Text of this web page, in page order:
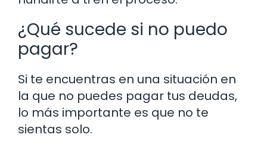
¿Qué sucede si no puedo
pagar?
Si te encuentras en una situación en
la que no puedes pagar tus deudas,
lo más importante es que no te
sientas solo.